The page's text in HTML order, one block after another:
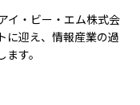
イ・ビー・エム株式会
迎え、情報産業の過
す。